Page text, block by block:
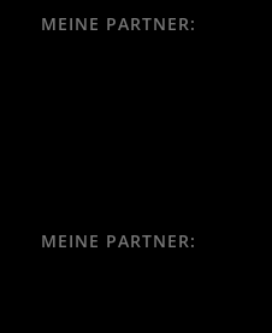
MEINE PARTNER:
MEINE PARTNER: